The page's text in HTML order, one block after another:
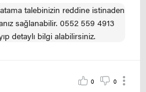
talebinizin reddine istinaden
sağlanabilir. 0552 559 4913
detaylı bilgi alabilirsiniz.
0 0